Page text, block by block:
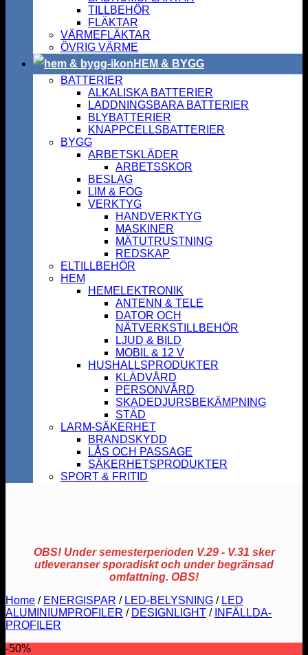
TILLBEHÖR
FLÄKTAR
VÄRMEFLÄKTAR
ÖVRIG VÄRME
HEM & BYGG
BATTERIER
ALKALISKA BATTERIER
LADDNINGSBARA BATTERIER
BLYBATTERIER
KNAPPCELLSBATTERIER
BYGG
ARBETSKLÄDER
ARBETSSKOR
BESLAG
LIM & FOG
VERKTYG
HANDVERKTYG
MASKINER
MÄTUTRUSTNING
REDSKAP
ELTILLBEHÖR
HEM
HEMELEKTRONIK
ANTENN & TELE
DATOR OCH
NÄTVERKSTILLBEHÖR
LJUD & BILD
MOBIL & 12 V
HUSHALLSPRODUKTER
KLÄDVÅRD
PERSONVÅRD
SKADEDJURSBEKÄMPNING
STÄD
LARM-SÄKERHET
BRANDSKYDD
LÅS OCH PASSAGE
SÄKERHETSPRODUKTER
SPORT & FRITID
OBS! Under semesterperioden V.29 - V.31 sker
utleveranser sporadiskt och under begränsad
omfattning. OBS!
Home / ENERGISPAR / LED-BELYSNING / LED
ALUMINIUMPROFILER / DESIGNLIGHT / INFÄLLDA-
PROFILER
-50%